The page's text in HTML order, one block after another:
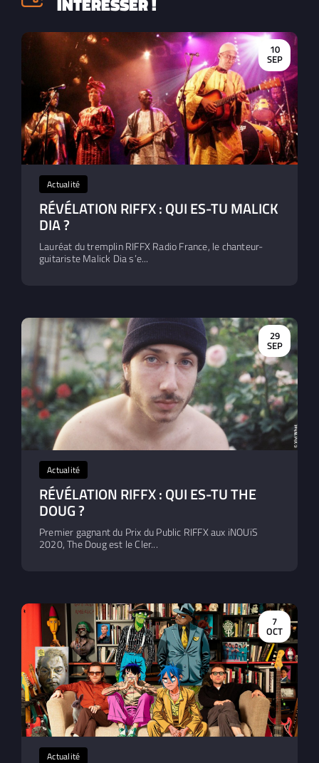
INTÉRESSER !
10
SEP
Actualité
RÉVÉLATION RIFFX : QUI ES-TU MALICK
DIA ?
Lauréat du tremplin RIFFX Radio France, le chanteur-
guitariste Malick Dia s’e...
29
SEP
Actualité
RÉVÉLATION RIFFX : QUI ES-TU THE
DOUG ?
Premier gagnant du Prix du Public RIFFX aux iNOUïS
2020, The Doug est le Cler...
7
OCT
Actualité